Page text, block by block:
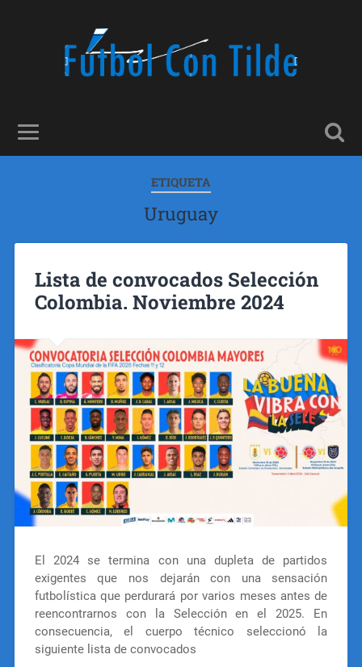
ETIQUETA
Uruguay
Lista de convocados Selección
Colombia. Noviembre 2024
El 2024 se termina con una dupleta de partidos
exigentes que nos dejarán con una sensación
futbolística que perdurará por varios meses antes de
reencontrarnos con la Selección en el 2025. En
consecuencia, el cuerpo técnico seleccionó la
siguiente lista de convocados